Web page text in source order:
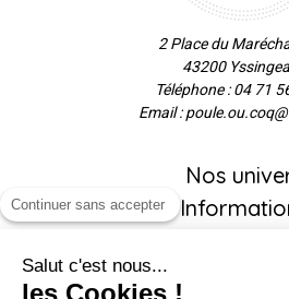
2 Place du
43200
Téléphone : 04 71
Email :
Nos
Continuer sans accepter
Salut c'est nous...
les Cookies !